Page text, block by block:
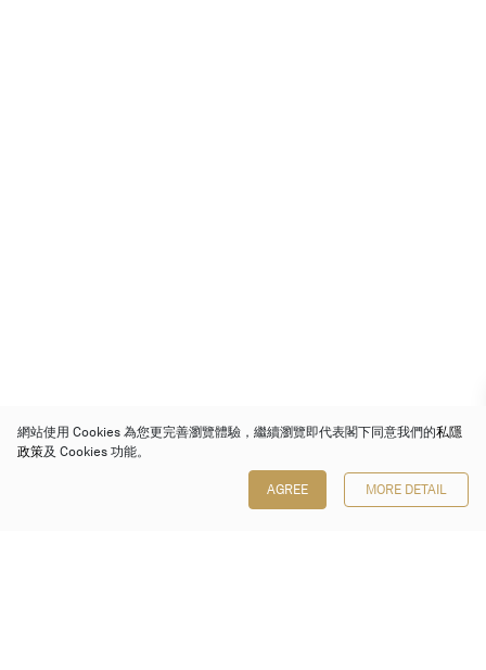
網站使用 Cookies 為您更完善瀏覽體驗，繼續瀏覽即代表閣下同意我們的私隱
政策及 Cookies 功能。
AGREE MORE DETAIL